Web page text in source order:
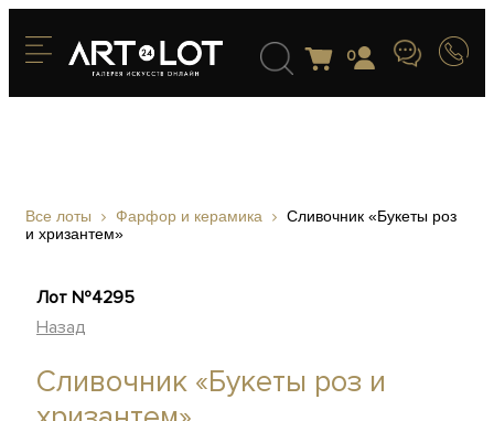
0
Все лоты Фарфор и керамика
Сливочник «Букеты роз
и хризантем»
Лот №4295
Назад
Сливочник «Букеты роз и